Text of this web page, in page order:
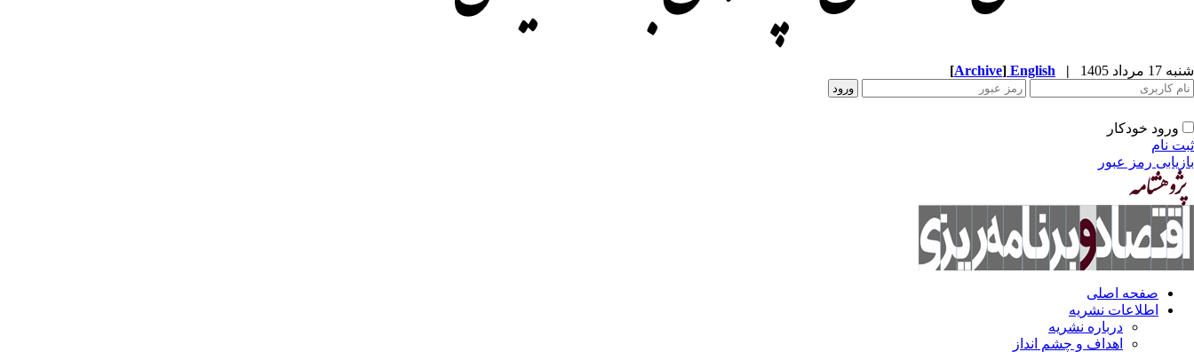
شنبه 17 مرداد 1405 |
English
[Archive]
ورود خودکار
ثبت نام
بازیابی رمز عبور
صفحه اصلی
اطلاعات نشریه
درباره نشریه
اهداف و چشم انداز